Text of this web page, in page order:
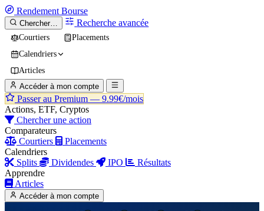
Rendement Bourse
Chercher… Recherche avancée
Courtiers
Placements
Calendriers
Articles
Accéder à mon compte
Passer au Premium — 9.99€/mois
Actions, ETF, Cryptos
Chercher une action
Comparateurs
Courtiers
Placements
Calendriers
Splits
Dividendes IPO
Résultats
Apprendre
Articles
Accéder à mon compte